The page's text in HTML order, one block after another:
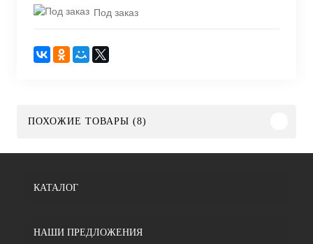
Под заказ
ПОХОЖИЕ ТОВАРЫ (8)
КАТАЛОГ
НАШИ ПРЕДЛОЖЕНИЯ